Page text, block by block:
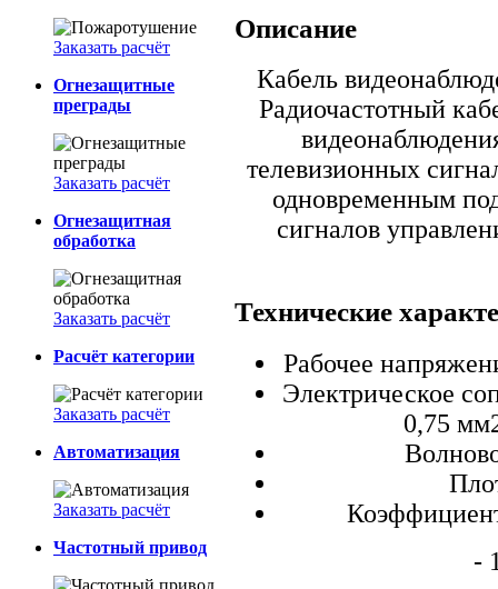
Заказать расчёт
Огнезащитные
преграды
Заказать расчёт
Огнезащитная
обработка
Заказать расчёт
Расчёт категории
Заказать расчёт
Автоматизация
Заказать расчёт
Частотный привод
Описание
Кабель
Радиочастотный
телевизионных
одновременным
сигналов
Технические
Рабочее
Электрическое
0,75
-